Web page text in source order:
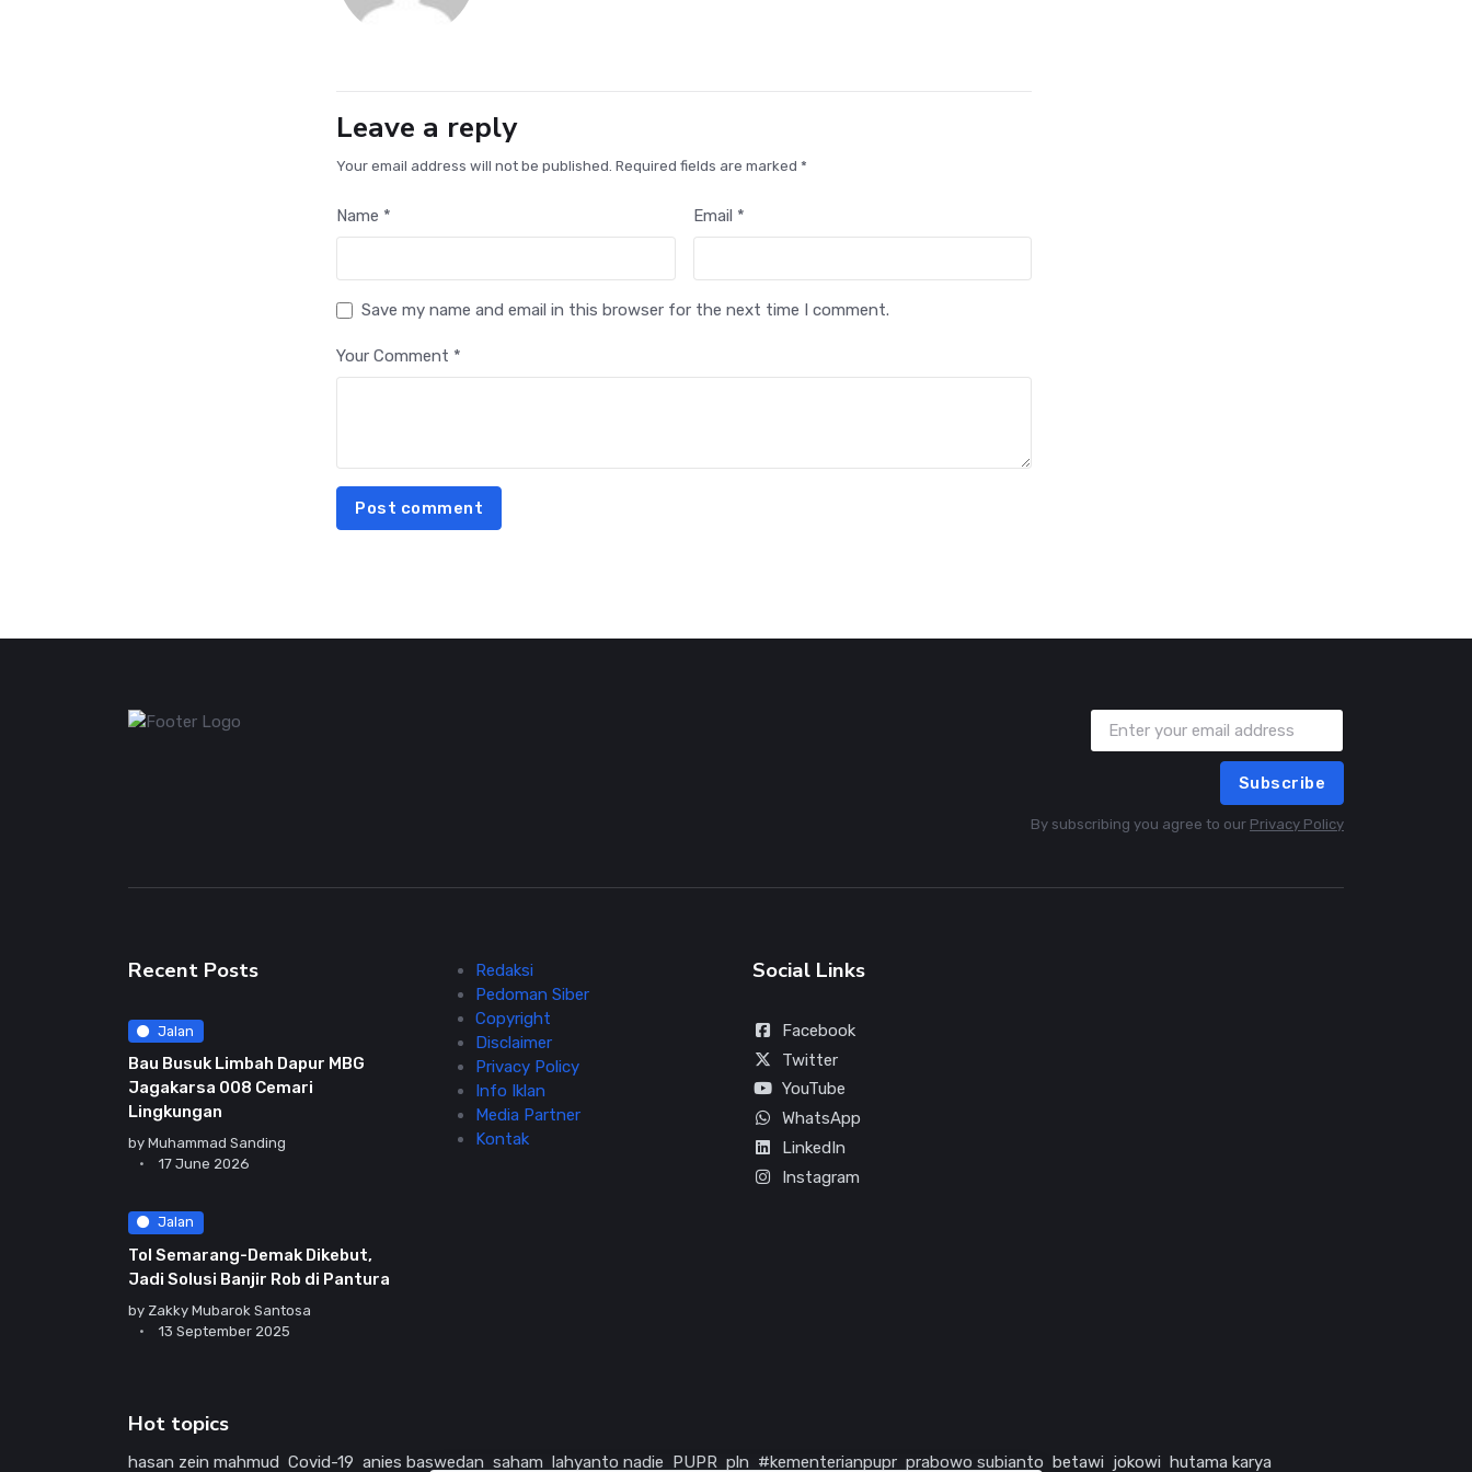
Leave a reply
Your email address will not be published. Required fields are marked *
Name * Email *
Save my name and email in this browser for the next time I comment.
Your Comment *
Post comment
Subscribe
By subscribing you agree to our Privacy Policy
Recent Posts
Jalan
Bau Busuk Limbah Dapur MBG
Jagakarsa 008 Cemari
Lingkungan
by Muhammad Sanding
17 June 2026
Jalan
Tol Semarang-Demak Dikebut,
Jadi Solusi Banjir Rob di Pantura
by Zakky Mubarok Santosa
13 September 2025
Redaksi
Pedoman Siber
Copyright
Disclaimer
Privacy Policy
Info Iklan
Media Partner
Kontak
Social Links
Facebook
Twitter
YouTube
WhatsApp
LinkedIn
Instagram
Hot topics
hasan zein mahmud Covid-19 anies baswedan saham lahyanto nadie PUPR pln #kementerianpupr prabowo subianto betawi jokowi hutama karya